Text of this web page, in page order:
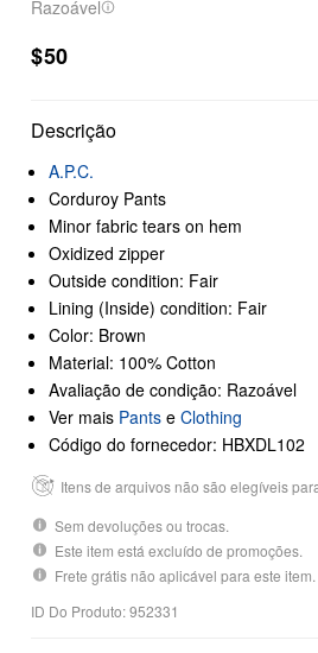
Razoável
$50
Descrição
A.P.C.
Corduroy Pants
Minor fabric tears on hem
Oxidized zipper
Outside condition: Fair
Lining (Inside) condition: Fair
Color: Brown
Material: 100% Cotton
Avaliação de condição: Razoável
Ver mais Pants e Clothing
Código do fornecedor: HBXDL102
Itens de arquivos não são elegíveis
Sem devoluções ou trocas.
Este item está excluído de promoções.
Frete grátis não aplicável para este item.
ID Do Produto: 952331